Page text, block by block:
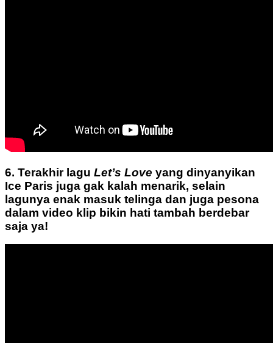
6. Terakhir lagu Let’s Love yang dinyanyikan
Ice Paris juga gak kalah menarik, selain
lagunya enak masuk telinga dan juga pesona
dalam video klip bikin hati tambah berdebar
saja ya!